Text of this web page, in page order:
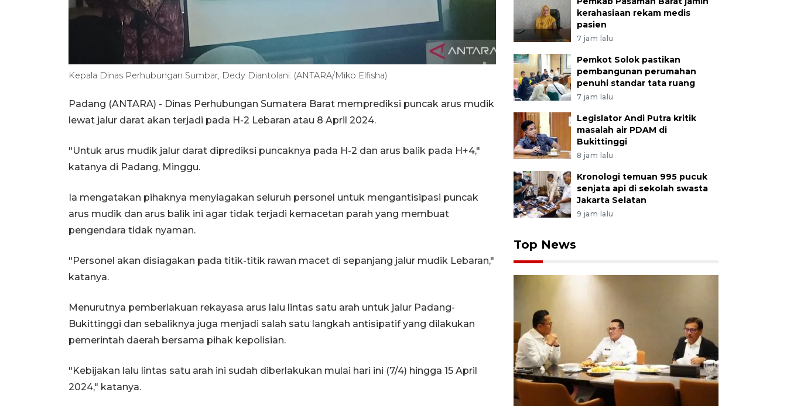
Kepala Dinas Perhubungan Sumbar, Dedy Diantolani. (ANTARA/Miko Elfisha)
Padang (ANTARA) - Dinas Perhubungan Sumatera Barat memprediksi puncak arus mudik
lewat jalur darat akan terjadi pada H-2 Lebaran atau 8 April 2024.
"Untuk arus mudik jalur darat diprediksi puncaknya pada H-2 dan arus balik pada H+4,"
katanya di Padang, Minggu.
Ia mengatakan pihaknya menyiagakan seluruh personel untuk mengantisipasi puncak
arus mudik dan arus balik ini agar tidak terjadi kemacetan parah yang membuat
pengendara tidak nyaman.
"Personel akan disiagakan pada titik-titik rawan macet di sepanjang jalur mudik Lebaran,"
katanya.
Menurutnya pemberlakuan rekayasa arus lalu lintas satu arah untuk jalur Padang-
Bukittinggi dan sebaliknya juga menjadi salah satu langkah antisipatif yang dilakukan
pemerintah daerah bersama pihak kepolisian.
"Kebijakan lalu lintas satu arah ini sudah diberlakukan mulai hari ini (7/4) hingga 15 April
2024," katanya.
kerahasiaan rekam medis
pasien
7 jam lalu
Pemkot Solok pastikan
pembangunan perumahan
penuhi standar tata ruang
7 jam lalu
Legislator Andi Putra kritik
masalah air PDAM di
Bukittinggi
8 jam lalu
Kronologi temuan 995 pucuk
senjata api di sekolah swasta
Jakarta Selatan
9 jam lalu
Top News